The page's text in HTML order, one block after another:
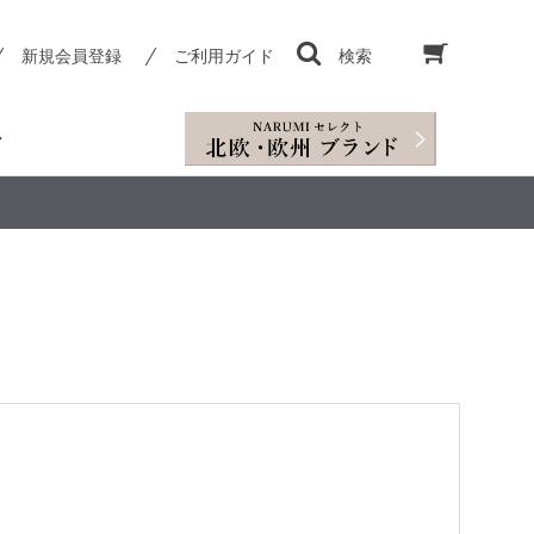
新規会員登録 ご利用ガイド 検索